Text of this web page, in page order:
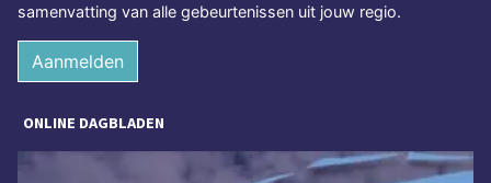
samenvatting van alle gebeurtenissen uit jouw regio.
Aanmelden
ONLINE DAGBLADEN